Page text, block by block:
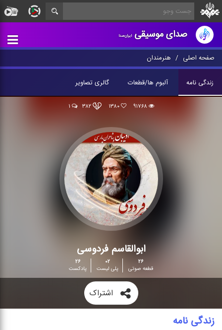
صدای موسیقیایران‌صدا
صفحه اصلی هنرمندان
زندگی نامه آلبوم ها/قطعات گالری تصاویر
۹۱۷۶۸ ۱۳۸۰ ۳۸۲ ۱
ابوالقاسم فردوسی
۲۶
قطعه صوتی
۰۲
پلی لیست
۲۶
پادکست
اشتراک
زندگی نامه